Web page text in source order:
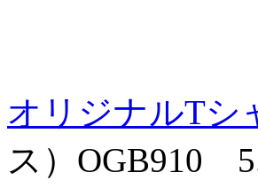
オリジナルTシ
ス）OGB910